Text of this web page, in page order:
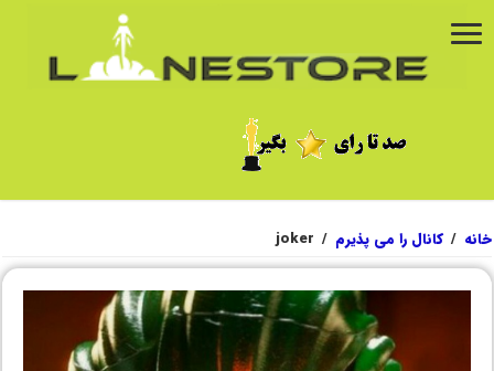
خانه / کانال را می پذیرم /
joker